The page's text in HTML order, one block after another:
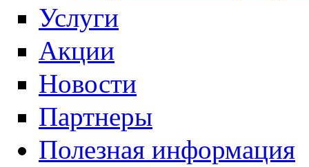
Услуги
Акции
Новости
Партнеры
Полезная информация